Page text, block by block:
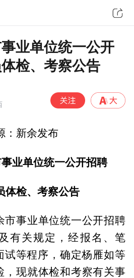
业单位统一公开
检、考察公告
：新余发布
业单位统一公开招聘
体检、考察公告
市事业单位统一公开招聘
有关规定，经报名、笔
试等程序，确定杨雁如等
，现就体检和考察有关事